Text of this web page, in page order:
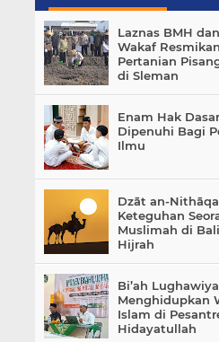
Laznas BMH
Wakaf
Pertanian
di Sleman
Enam Hak
Dipenuhi Bagi
Ilmu
Dzāt an-
Keteguhan
Muslimah di
Hijrah
Bi’ah
Menghidupkan
Islam di
Hidayatullah